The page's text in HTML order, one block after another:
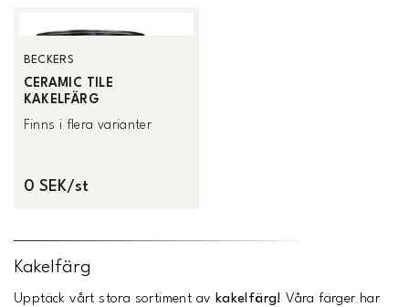
BECKERS
CERAMIC TILE
KAKELFÄRG
Finns i flera varianter
0 SEK/st
Kakelfärg
Upptäck vårt stora sortiment av kakelfärg! Våra färger har